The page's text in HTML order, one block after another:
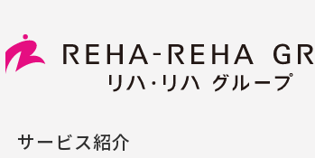
サービス紹介